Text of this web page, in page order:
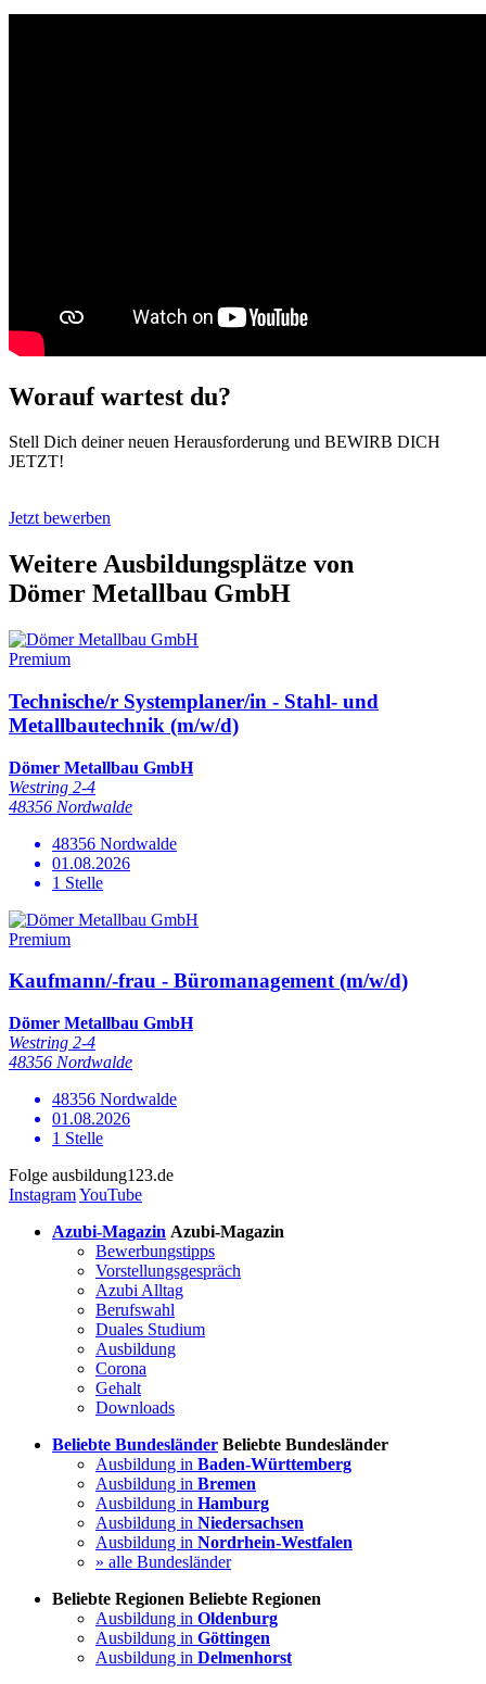
Worauf wartest du?
Stell Dich deiner neuen Herausforderung und BEWIRB DICH
JETZT!
Jetzt bewerben
Weitere Ausbildungsplätze von
Dömer Metallbau GmbH
Premium
Technische/r Systemplaner/in - Stahl- und
Metallbautechnik (m/w/d)
Dömer Metallbau GmbH
Westring 2-4
48356 Nordwalde
48356 Nordwalde
01.08.2026
1 Stelle
Premium
Kaufmann/-frau - Büromanagement (m/w/d)
Dömer Metallbau GmbH
Westring 2-4
48356 Nordwalde
48356 Nordwalde
01.08.2026
1 Stelle
Folge ausbildung123.de
InstagramYouTube
Azubi-Magazin Azubi-Magazin
Bewerbungstipps
Vorstellungsgespräch
Azubi Alltag
Berufswahl
Duales Studium
Ausbildung
Corona
Gehalt
Downloads
Beliebte Bundesländer Beliebte Bundesländer
Ausbildung in Baden-Württemberg
Ausbildung in Bremen
Ausbildung in Hamburg
Ausbildung in Niedersachsen
Ausbildung in Nordrhein-Westfalen
» alle Bundesländer
Beliebte Regionen Beliebte Regionen
Ausbildung in Oldenburg
Ausbildung in Göttingen
Ausbildung in Delmenhorst